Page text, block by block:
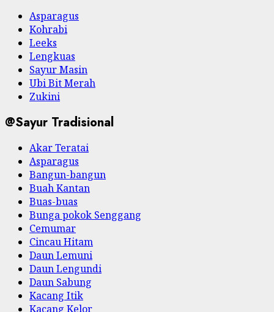
Asparagus
Kohrabi
Leeks
Lengkuas
Sayur Masin
Ubi Bit Merah
Zukini
@Sayur Tradisional
Akar Teratai
Asparagus
Bangun-bangun
Buah Kantan
Buas-buas
Bunga pokok Senggang
Cemumar
Cincau Hitam
Daun Lemuni
Daun Lengundi
Daun Sabung
Kacang Itik
Kacang Kelor